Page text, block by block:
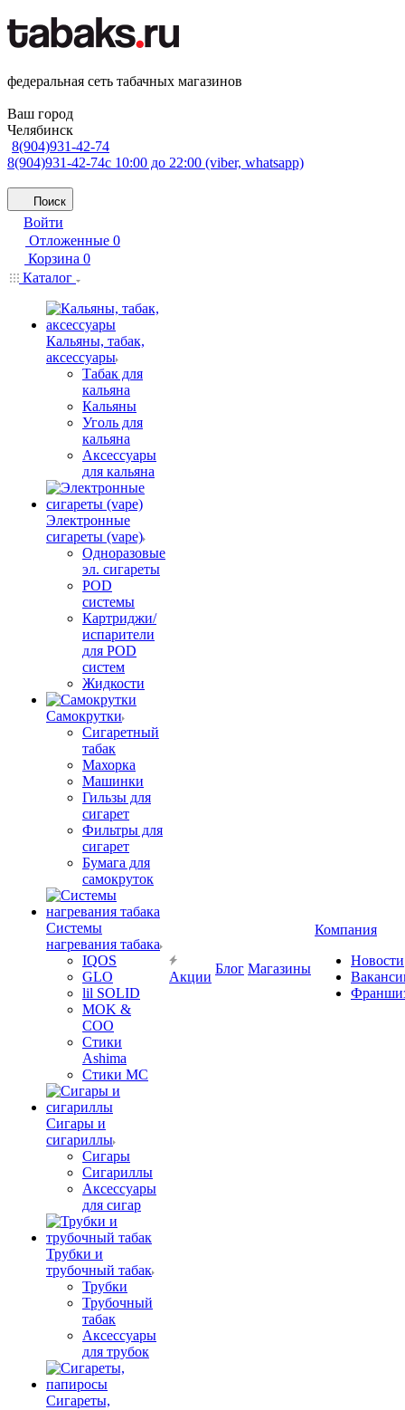
федеральная сеть табачных магазинов
Ваш город
Челябинск
8(904)931-42-74
8(904)931-42-74с 10:00 до 22:00 (viber, whatsapp)
Поиск
Войти
Отложенные 0
Корзина 0
Каталог
Кальяны, табак,
аксессуары
Табак для
кальяна
Кальяны
Уголь для
кальяна
Аксессуары
для кальяна
Электронные
сигареты (vape)
Одноразовые
эл. сигареты
POD
системы
Картриджи/
испарители
для POD
систем
Жидкости
Самокрутки
Сигаретный
табак
Махорка
Машинки
Гильзы для
сигарет
Фильтры для
сигарет
Бумага для
самокруток
Системы
нагревания табака
IQOS
GLO
lil SOLID
MOK &
COO
Стики
Ashima
Стики MC
Сигары и
сигариллы
Сигары
Сигариллы
Аксессуары
для сигар
Трубки и
трубочный табак
Трубки
Трубочный
табак
Аксессуары
для трубок
Сигареты,
Акции
Блог Магазины
Компания
Новости